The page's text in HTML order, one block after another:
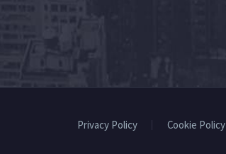
Privacy Policy Cookie Policy